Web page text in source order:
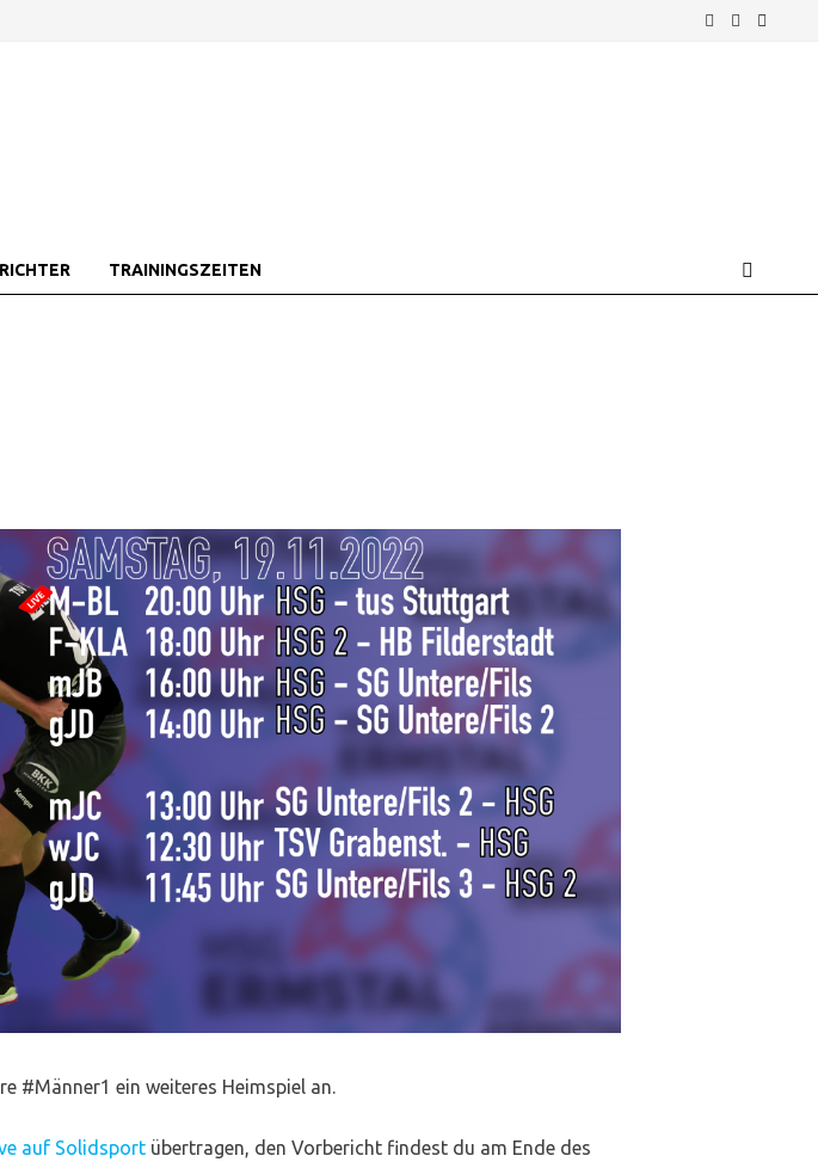
TRAININGSZEITEN
#Männer1 ein weiteres Heimspiel an.
auf Solidsport übertragen, den Vorbericht findest du am Ende des